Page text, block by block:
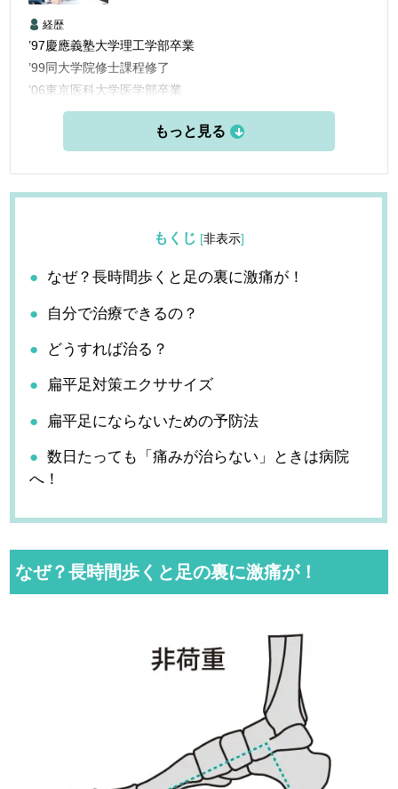
経歴
’97慶應義塾大学理工学部卒業
’99同大学院修士課程修了
’06東京医科大学医学部卒業
’06三楽病院臨床研修医
’08三楽病院整形外科他勤務
’13愛知医科大学学際的痛みセンター勤務
’15米国ペインマネジメント＆アンチエイジングセンター他研
’16フェリシティークリニック名古屋 開設
もくじ [非表示]
なぜ？長時間歩くと足の裏に激痛が！
自分で治療できるの？
どうすれば治る？
扁平足対策エクササイズ
扁平足にならないための予防法
数日たっても「痛みが治らない」ときは病院
へ！
なぜ？長時間歩くと足の裏に激痛が！